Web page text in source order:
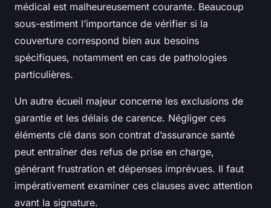
médical est malheureusement courante. Beaucoup
sous-estiment l’importance de vérifier si la
couverture correspond bien aux besoins
spécifiques, notamment en cas de pathologies
particulières.
Un autre écueil majeur concerne les exclusions de
garantie et les délais de carence. Négliger ces
éléments clé dans son contrat d’assurance santé
peut entraîner des refus de prise en charge,
générant frustration et dépenses imprévues. Il faut
impérativement examiner ces clauses avec attention
avant la signature.